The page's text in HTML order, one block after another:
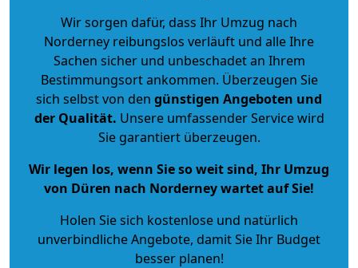
Wir sorgen dafür, dass Ihr Umzug nach
Norderney reibungslos verläuft und alle Ihre
Sachen sicher und unbeschadet an Ihrem
Bestimmungsort ankommen. Überzeugen Sie
sich selbst von den günstigen Angeboten und
der Qualität. Unsere umfassender Service wird
Sie garantiert überzeugen.
Wir legen los, wenn Sie so weit sind, Ihr Umzug
von Düren nach Norderney wartet auf Sie!
Holen Sie sich kostenlose und natürlich
unverbindliche Angebote, damit Sie Ihr Budget
besser planen!